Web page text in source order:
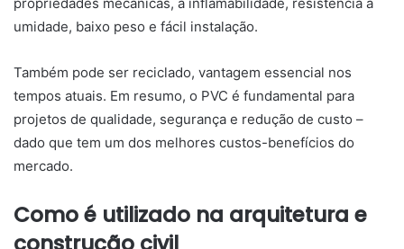
umidade, baixo peso e fácil instalação.
Também pode ser reciclado, vantagem essencial nos
tempos atuais. Em resumo, o PVC é fundamental para
projetos de qualidade, segurança e redução de custo –
dado que tem um dos melhores custos-benefícios do
mercado.
Como é utilizado na arquitetura e